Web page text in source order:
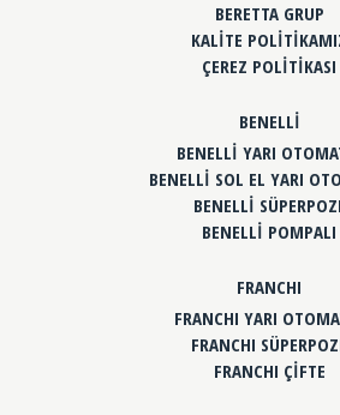
BERETTA GRUP
KALİTE
ÇEREZ POLİTİKASI
BENELLİ
BENELLİ YARI
BENELLİ SOL EL YARI
BENELLİ
BENELLİ POMPALI
FRANCHI
FRANCHI YARI
FRANCHI
FRANCHI ÇİFTE